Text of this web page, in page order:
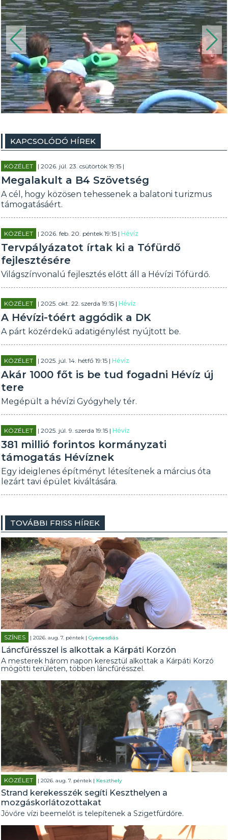
KAPCSOLÓDÓ HÍREK
KÖZÉLET | 2026. júl. 23. csütörtök 19:15 |
Megalakult a B4 Szövetség
A cél, hogy közösen tehessenek a balatoni turizmus
támogatásáért.
KÖZÉLET | 2026. feb. 20. péntek 19:15 |Hévíz
Tervpályázatot írtak ki a Tófürdő
fejlesztésére
Világszínvonalú fejlesztés előtt áll a Hévízi Tófürdő.
KÖZÉLET | 2025. okt. 22. szerda 19:15 |Hévíz
A Hévízi-tóért aggódik a DK
A párt közérdekű adatigénylést nyújtott be.
KÖZÉLET | 2025. júl. 14. hétfő 19:15 |Hévíz
Akár 1000 főt is be tud fogadni Hévíz új
tere
Megépült a hévízi Gyógyhely tér.
KÖZÉLET | 2025. júl. 9. szerda 19:15 |Hévíz
381 millió forintos kormányzati
támogatás Hévíznek
Egy ideiglenes építményt létesítenek a március óta
lezárt tavi épület kiváltására.
TOVÁBBI FRISS HÍREK
SZÍNES | 2026. aug. 7. péntek |Gyenesdiás
Láncfűrésszel is alkottak a Kárpáti Korzón
A mesterek három napon keresztül alkottak a Kárpáti Korzó
mögötti területen, többen láncfűrésszel.
KÖZÉLET | 2026. aug. 7. péntek | Keszthely
Strand kerekesszék segíti Keszthelyen a
mozgáskorlátozottakat
Jövőre vízi beemelőt is telepítenek a Szigetfürdőre.